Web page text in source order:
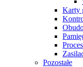
Karty
Pozostałe